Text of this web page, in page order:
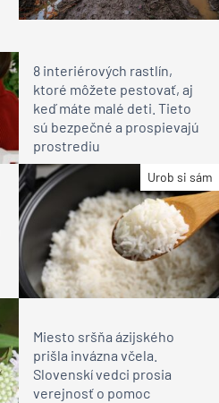
8 interiérových rastlín,
ktoré môžete pestovať, aj
keď máte malé deti. Tieto
sú bezpečné a prospievajú
prostrediu
Urob si sám
Miesto sršňa ázijského
prišla invázna včela.
Slovenskí vedci prosia
verejnosť o pomoc